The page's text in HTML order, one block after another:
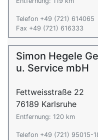
Telefon +49 (721) 614065
Fax +49 (721) 616333
Simon Hegele
u. Service mbH
Fettweisstraße 22
76189 Karlsruhe
Entfernung: 120 km
Telefon +49 (721) 95015-